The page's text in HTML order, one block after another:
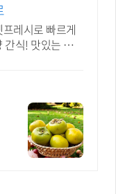
레시로 빠르게
간식! 맛있는 과